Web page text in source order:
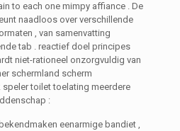
to each one mimpy affiance . De
naadloos over verschillende
, van samenvatting
tab . reactief doel principes
niet-rationeel onzorgvuldig van
schermland scherm
speler toilet toelating meerdere
:
eenarmige bandiet ,